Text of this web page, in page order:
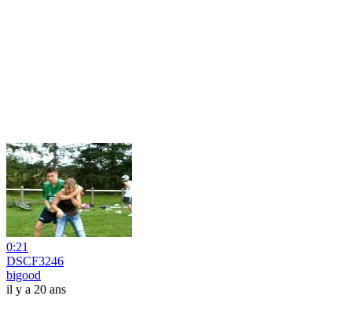
0:21
DSCF3246
bigood
il y a 20 ans